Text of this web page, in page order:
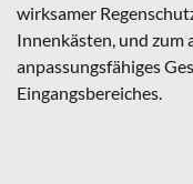
wirksamer
Innenkästen, und zum
anpassungsfähiges
Eingangsbereiches.